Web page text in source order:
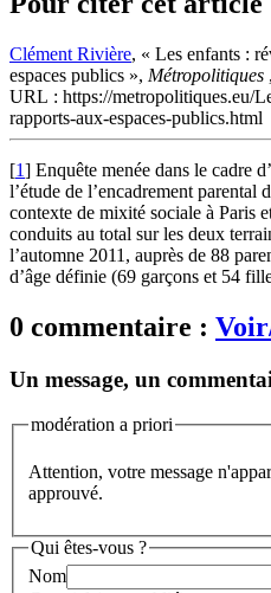
Clément Rivière, « Les enfants :
espaces publics », Métropolitiques
URL : https://metropolitiques.eu/
rapports-aux-espaces-publics.html
[1] Enquête menée dans le cadre
l’étude de l’encadrement parental
contexte de mixité sociale à Paris
conduits au total sur les deux
l’automne 2011, auprès de 88
d’âge définie (69 garçons et 54
0 commentaire :
Un message, un
modération a priori
Attention, votre message
approuvé.
Qui êtes-vous ?
Nom